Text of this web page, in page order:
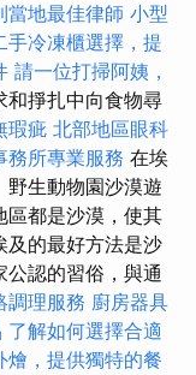
當地最佳律師 小型
手冷凍櫃選擇，提
請一位打掃阿姨，
和掙扎中向食物尋
瑕疵 北部地區眼科
務所專業服務 在埃
野生動物園沙漠遊
區都是沙漠，使其
及的最好方法是沙
認的習俗，與通
調理服務 廚房器具
了解如何選擇合適
燴，提供獨特的餐